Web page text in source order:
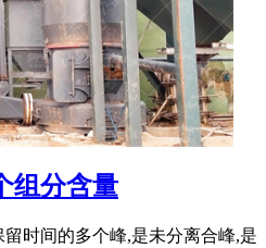
组分含量
时间的多个峰,是未分离合峰,是